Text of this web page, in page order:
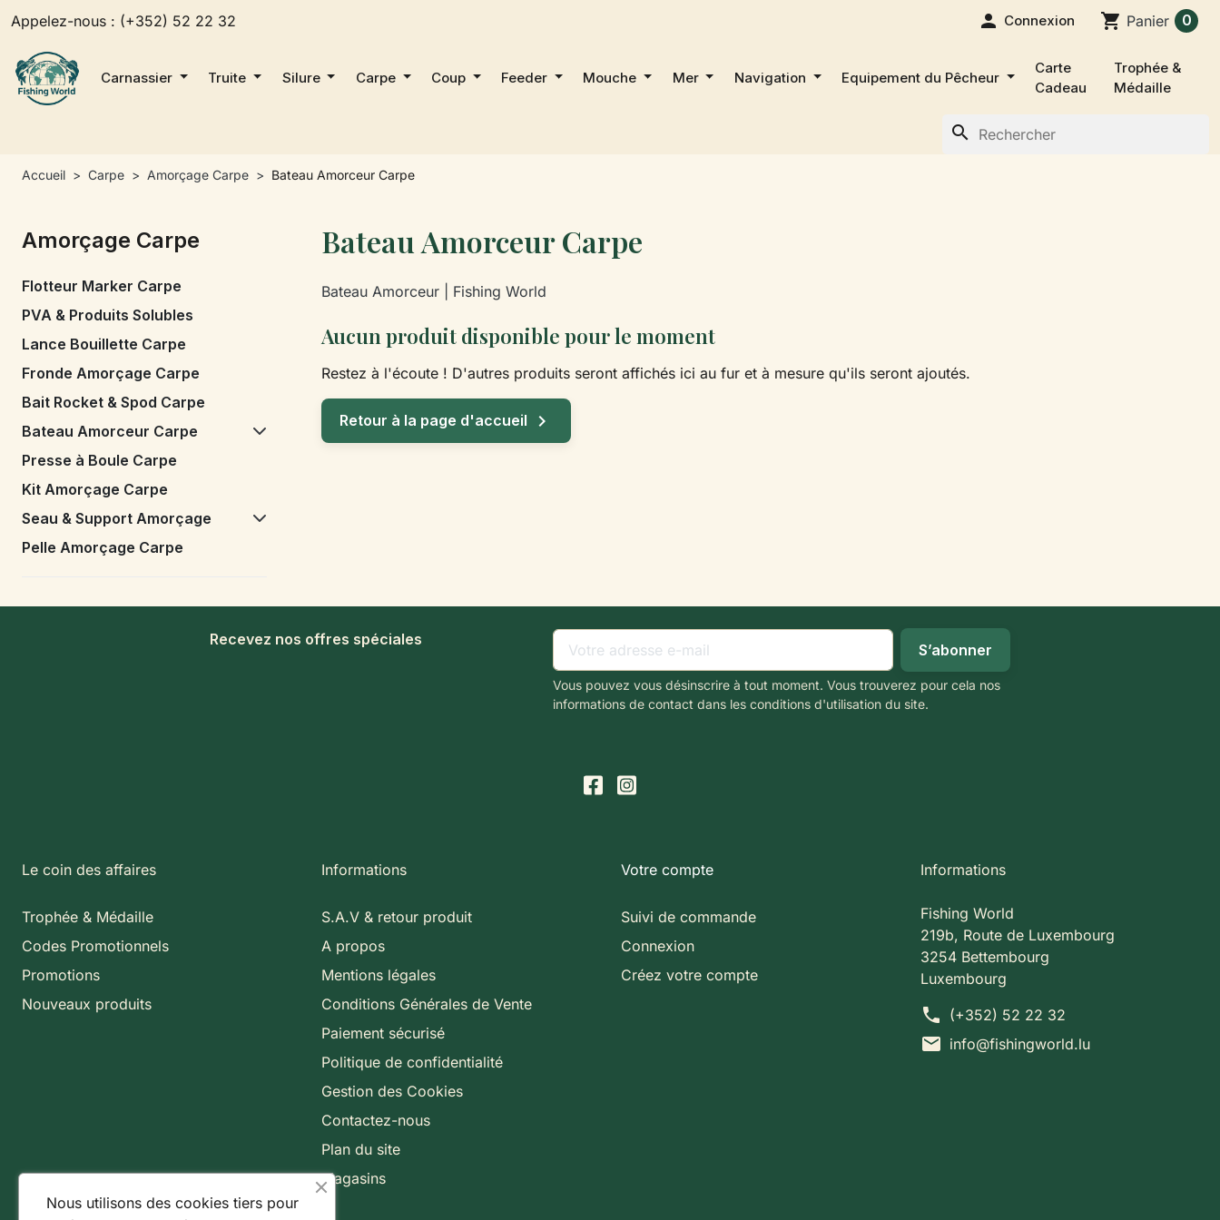
Appelez-nous : (+352) 52 22 32  Connexion shopping_cart Panier 0
Carnassier Truite Silure Carpe Coup Feeder Mouche Mer Navigation Equipement du Pêcheur
Carte
Cadeau
Trophée &
Médaille
search
Accueil Carpe Amorçage Carpe Bateau Amorceur Carpe
Amorçage Carpe
Flotteur Marker Carpe
PVA & Produits Solubles
Lance Bouillette Carpe
Fronde Amorçage Carpe
Bait Rocket & Spod Carpe
Bateau Amorceur Carpe
Presse à Boule Carpe
Kit Amorçage Carpe
Seau & Support Amorçage
Pelle Amorçage Carpe
Bateau Amorceur Carpe
Bateau Amorceur | Fishing World
Aucun produit disponible pour le moment
Restez à l'écoute ! D'autres produits seront affichés ici au fur et à mesure qu'ils seront ajoutés.
Retour à la page d'accueil 
Recevez nos offres spéciales
Vous pouvez vous désinscrire à tout moment. Vous trouverez pour cela nos
informations de contact dans les conditions d'utilisation du site.
Le coin des affaires
Trophée & Médaille
Codes Promotionnels
Promotions
Nouveaux produits
Informations
S.A.V & retour produit
A propos
Mentions légales
Conditions Générales de Vente
Paiement sécurisé
Politique de confidentialité
Gestion des Cookies
Contactez-nous
Plan du site
Magasins
Votre compte
Suivi de commande
Connexion
Créez votre compte
Informations
Fishing World
219b, Route de Luxembourg
3254 Bettembourg
Luxembourg
phone (+352) 52 22 32
mail info@fishingworld.lu
Nous utilisons des cookies tiers pour